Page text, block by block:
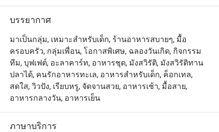
Flow @ Millennium Hilton Bangkok คือห้องอาหาร
นานาชาติที่ให้บริการบุฟเฟ่ต์ โดยตั้งอยู่ชั้น 1 ของโรงแรม
Millennium Hilton Bangkok พร้อมทางเชื่อมใกล้ไอคอน
สยามและ BTS คลองสาน บรรยากาศริมแม่น้ำเจ้าพระยา
บรรยากาศ
มาเป็นกลุ่ม, เหมาะสำหรับเด็ก, ร้านอาหารสบายๆ, มื้อ
ครอบครัว, กลุ่มเพื่อน, โอกาสพิเศษ, ฉลองวันเกิด, กิจกรรม
ทีม, บุฟเฟต์, อะลาคาร์ท, อาหารชุด, มังสวิรัติ, มังสวิรัติทาน
ปลาได้, คนรักอาหารทะเล, อาหารสำหรับเด็ก, ค็อกเทล,
สดใส, วิวปัง, เรียบหรู, จัดจานสวย, อาหารเช้า, มื้อสาย,
อาหารกลางวัน, อาหารเย็น
ภาษาบริการ